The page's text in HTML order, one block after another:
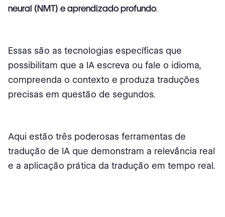
neural (NMT) e aprendizado profundo.
Essas são as tecnologias específicas que
possibilitam que a IA escreva ou fale o idioma,
compreenda o contexto e produza traduções
precisas em questão de segundos.
Aqui estão três poderosas ferramentas de
tradução de IA que demonstram a relevância real
e a aplicação prática da tradução em tempo real.